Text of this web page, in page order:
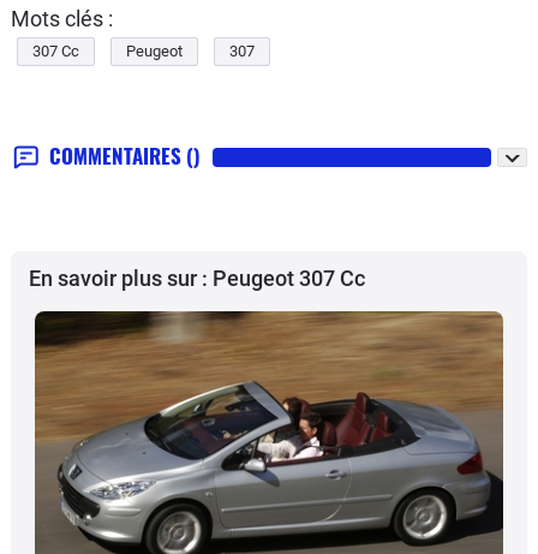
Mots clés :
307 Cc Peugeot 307
COMMENTAIRES ()
En savoir plus sur : Peugeot 307 Cc